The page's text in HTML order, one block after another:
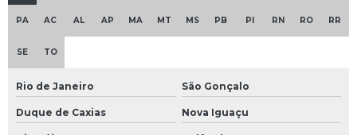
PA AC AL AP MA MT MS PB PI RN RO RR
SE TO
Rio de Janeiro São Gonçalo
Duque de Caxias Nova Iguaçu